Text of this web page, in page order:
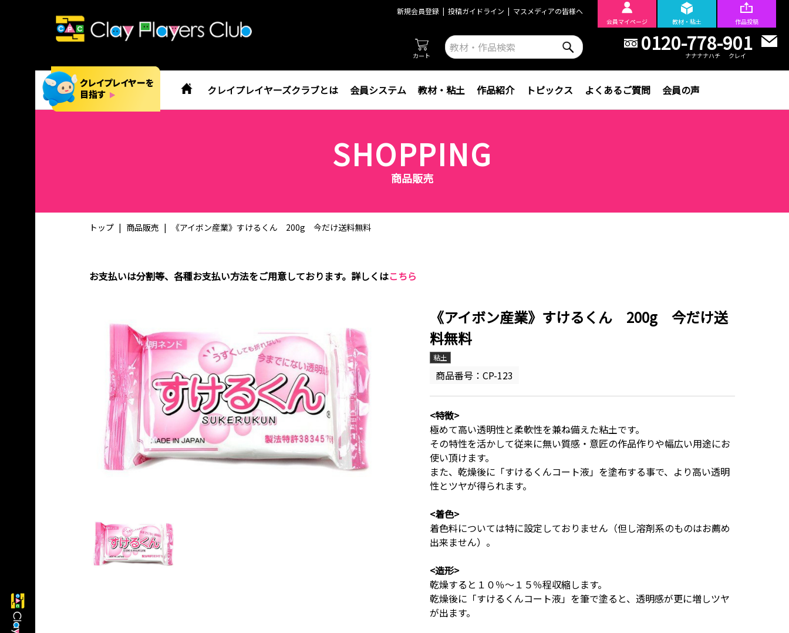
会員マイページ 教材・粘土 作品投稿
0120-778-901
ナナナナハチ クレイ
新規会員登録 投稿ガイドライン マスメディアの皆様へ
カート
クレイプレイヤーズクラブとは 会員システム 教材・粘土 作品紹介 トピックス よくあるご質問 会員の声
SHOPPING
商品販売
トップ 商品販売 《アイボン産業》すけるくん 200g 今だけ送料無料
お支払いは分割等、各種お支払い方法をご用意しております。詳しくはこちら
《アイボン産業》すけるくん 200g 今だけ送
料無料
粘土
商品番号：CP-123
<特徴>
極めて高い透明性と柔軟性を兼ね備えた粘土です。
その特性を活かして従来に無い質感・意匠の作品作りや幅広い用途にお
使い頂けます。
また、乾燥後に「すけるくんコート液」を塗布する事で、より高い透明
性とツヤが得られます。
<着色>
着色料については特に設定しておりません（但し溶剤系のものはお薦め
出来ません）。
<造形>
乾燥すると１０％～１５％程収縮します。
乾燥後に「すけるくんコート液」を筆で塗ると、透明感が更に増しツヤ
が出ます。